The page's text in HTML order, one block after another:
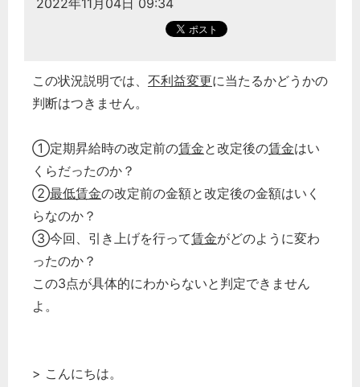
2022年11月04日 09:34
この状況説明では、 不利益変更に当たるかどうかの
判断はつきません。
①定期昇給時の改定前の賃金と改定後の賃金はい
くらだったのか？
②最低賃金の改定前の金額と改定後の金額はいく
らなのか？
③今回、引き上げを行って賃金がどのように変わ
ったのか？
この3点が具体的にわからないと判定できません
よ。
> こんにちは。